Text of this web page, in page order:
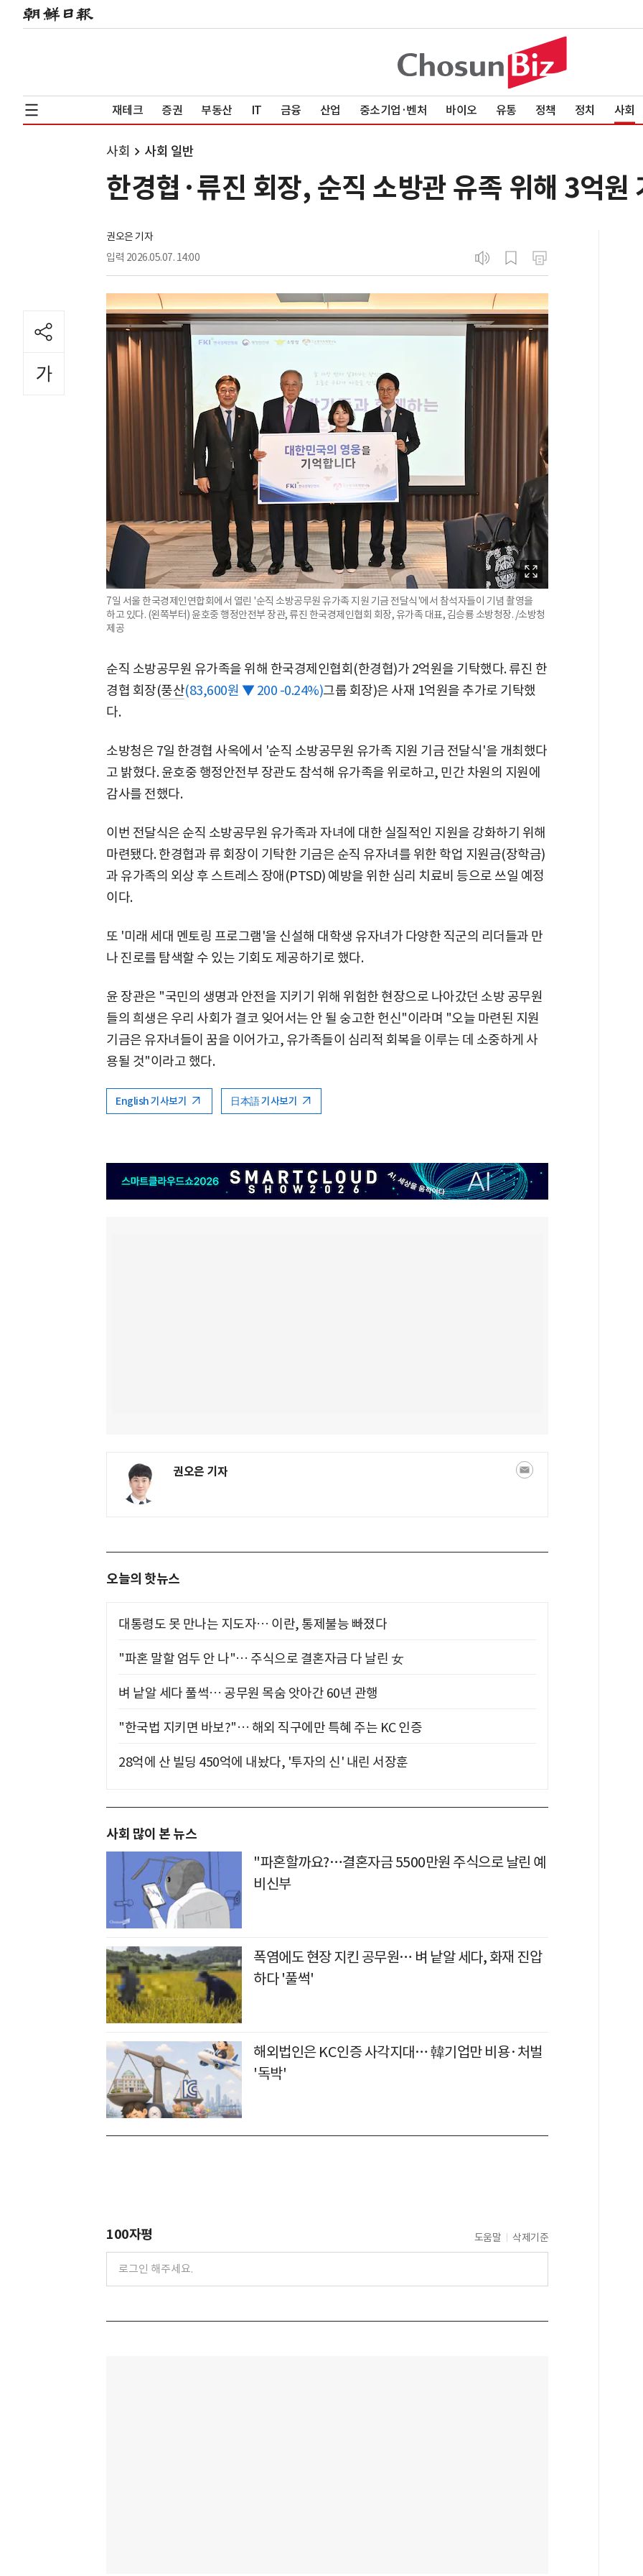
재테크 증권 부동산 IT 금융 산업 중소기업·벤처 바이오 유통 정책 정치 사회
사회 사회 일반
한경협·류진 회장, 순직 소방관 유족 위해 3억원
권오은 기자
입력 2026.05.07. 14:00
7일 서울 한국경제인연합회에서 열린 '순직 소방공무원 유가족 지원 기금 전달식'에서 참석자들이 기념 촬영을
하고 있다. (왼쪽부터) 윤호중 행정안전부 장관, 류진 한국경제인협회 회장, 유가족 대표, 김승룡 소방청장. /소방청
제공
순직 소방공무원 유가족을 위해 한국경제인협회(한경협)가 2억원을 기탁했다. 류진 한
경협 회장(풍산(83,600원 ▼ 200 -0.24%)그룹 회장)은 사재 1억원을 추가로 기탁했
다.
소방청은 7일 한경협 사옥에서 '순직 소방공무원 유가족 지원 기금 전달식'을 개최했다
고 밝혔다. 윤호중 행정안전부 장관도 참석해 유가족을 위로하고, 민간 차원의 지원에
감사를 전했다.
이번 전달식은 순직 소방공무원 유가족과 자녀에 대한 실질적인 지원을 강화하기 위해
마련됐다. 한경협과 류 회장이 기탁한 기금은 순직 유자녀를 위한 학업 지원금(장학금)
과 유가족의 외상 후 스트레스 장애(PTSD) 예방을 위한 심리 치료비 등으로 쓰일 예정
이다.
또 '미래 세대 멘토링 프로그램'을 신설해 대학생 유자녀가 다양한 직군의 리더들과 만
나 진로를 탐색할 수 있는 기회도 제공하기로 했다.
윤 장관은 "국민의 생명과 안전을 지키기 위해 위험한 현장으로 나아갔던 소방 공무원
들의 희생은 우리 사회가 결코 잊어서는 안 될 숭고한 헌신"이라며 "오늘 마련된 지원
기금은 유자녀들이 꿈을 이어가고, 유가족들이 심리적 회복을 이루는 데 소중하게 사
용될 것"이라고 했다.
English 기사보기 日本語 기사보기
권오은 기자
오늘의 핫뉴스
대통령도 못 만나는 지도자… 이란, 통제불능 빠졌다
"파혼 말할 엄두 안 나"… 주식으로 결혼자금 다 날린 女
벼 낱알 세다 풀썩… 공무원 목숨 앗아간 60년 관행
"한국법 지키면 바보?"… 해외 직구에만 특혜 주는 KC 인증
28억에 산 빌딩 450억에 내놨다, '투자의 신' 내린 서장훈
사회 많이 본 뉴스
"파혼할까요?…결혼자금 5500만원 주식으로 날린 예
비신부
폭염에도 현장 지킨 공무원… 벼 낱알 세다, 화재 진압
하다 '풀썩'
해외법인은 KC인증 사각지대… 韓기업만 비용·처벌
'독박'
100자평 도움말 삭제기준